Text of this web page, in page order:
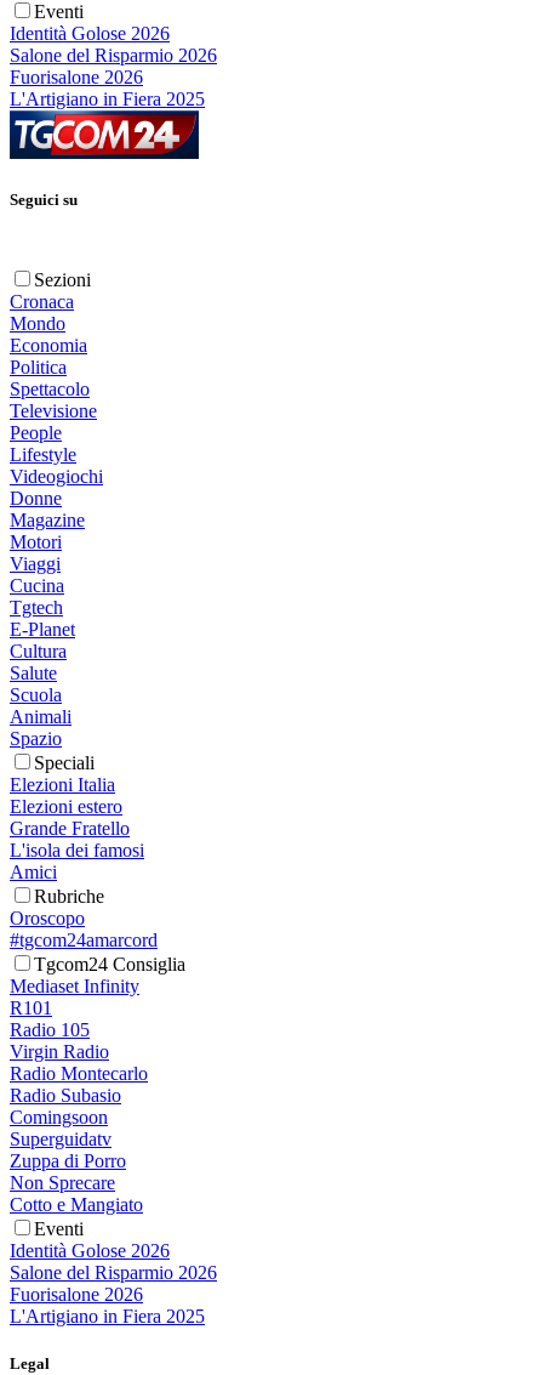
Eventi
Identità Golose 2026
Salone del Risparmio 2026
Fuorisalone 2026
L'Artigiano in Fiera 2025
Seguici su
Sezioni
Cronaca
Mondo
Economia
Politica
Spettacolo
Televisione
People
Lifestyle
Videogiochi
Donne
Magazine
Motori
Viaggi
Cucina
Tgtech
E-Planet
Cultura
Salute
Scuola
Animali
Spazio
Speciali
Elezioni Italia
Elezioni estero
Grande Fratello
L'isola dei famosi
Amici
Rubriche
Oroscopo
#tgcom24amarcord
Tgcom24 Consiglia
Mediaset Infinity
R101
Radio 105
Virgin Radio
Radio Montecarlo
Radio Subasio
Comingsoon
Superguidatv
Zuppa di Porro
Non Sprecare
Cotto e Mangiato
Eventi
Identità Golose 2026
Salone del Risparmio 2026
Fuorisalone 2026
L'Artigiano in Fiera 2025
Legal